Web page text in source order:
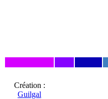
Création :
Guilgal